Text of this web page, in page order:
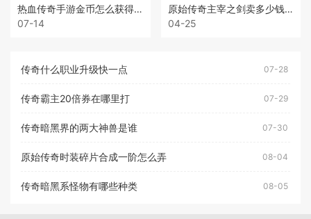
热血传奇手游金币怎么获得最快
07-14
原始传奇主宰之剑卖多少钱一个
04-25
传奇什么职业升级快一点 07-28
传奇霸主20倍券在哪里打 07-29
传奇暗黑界的两大神兽是谁 07-30
原始传奇时装碎片合成一阶怎么弄 08-04
传奇暗黑系怪物有哪些种类 08-05